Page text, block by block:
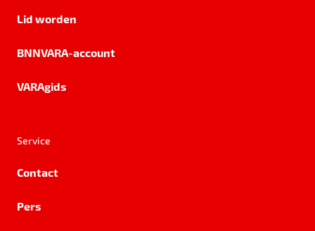
Lid worden
BNNVARA-account
VARAgids
Service
Contact
Pers